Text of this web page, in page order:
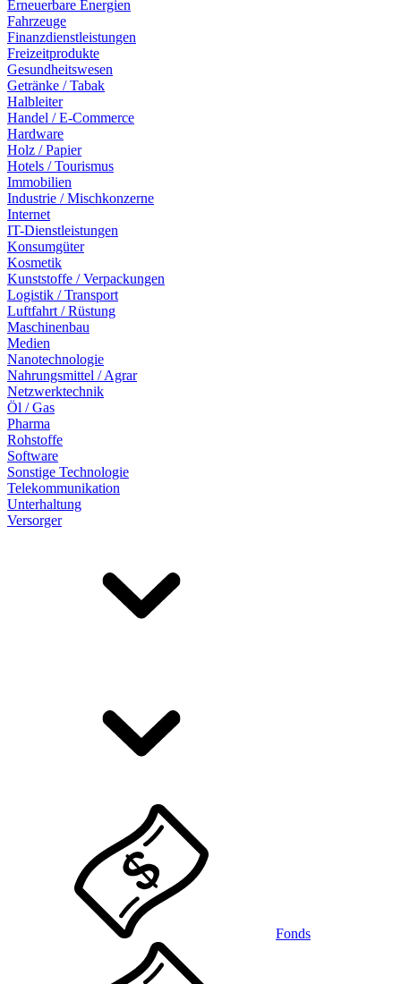
Erneuerbare Energien
Fahrzeuge
Finanzdienstleistungen
Freizeitprodukte
Gesundheitswesen
Getränke / Tabak
Halbleiter
Handel / E-Commerce
Hardware
Holz / Papier
Hotels / Tourismus
Immobilien
Industrie / Mischkonzerne
Internet
IT-Dienstleistungen
Konsumgüter
Kosmetik
Kunststoffe / Verpackungen
Logistik / Transport
Luftfahrt / Rüstung
Maschinenbau
Medien
Nanotechnologie
Nahrungsmittel / Agrar
Netzwerktechnik
Öl / Gas
Pharma
Rohstoffe
Software
Sonstige Technologie
Telekommunikation
Unterhaltung
Versorger
Fonds